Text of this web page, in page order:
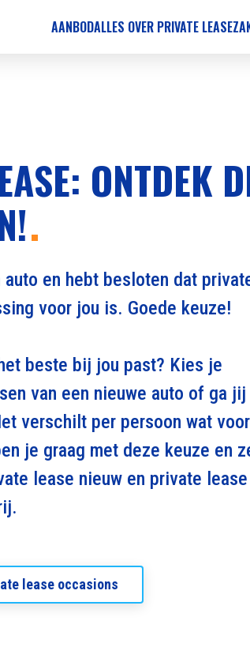
AANBODALLES OVER PRIVATE LEASE
ONTDEK
en hebt besloten dat
voor jou is. Goede keuze!
beste bij jou past? Kies je
van een nieuwe auto of ga jij
verschilt per persoon wat
je graag met deze keuze en
lease nieuw en private lease
lease occasions